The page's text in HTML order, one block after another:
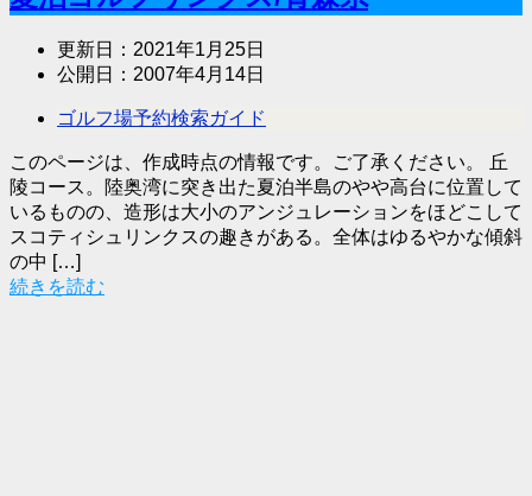
更新日： 2021年1月25日
公開日： 2007年4月14日
ゴルフ場予約検索ガイド
このページは、作成時点の情報です。ご了承ください。 丘
陵コース。陸奥湾に突き出た夏泊半島のやや高台に位置して
いるものの、造形は大小のアンジュレーションをほどこして
スコティシュリンクスの趣きがある。全体はゆるやかな傾斜
の中 […]
続きを読む